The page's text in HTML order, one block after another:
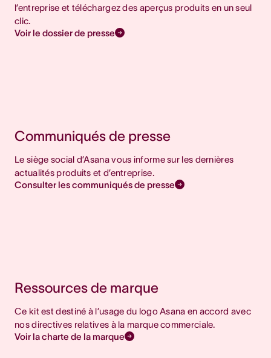
l’entreprise et téléchargez des aperçus produits en un seul
clic.
Voir le dossier de presse
Communiqués de presse
Le siège social d’Asana vous informe sur les dernières
actualités produits et d’entreprise.
Consulter les communiqués de presse
Ressources de marque
Ce kit est destiné à l’usage du logo Asana en accord avec
nos directives relatives à la marque commerciale.
Voir la charte de la marque